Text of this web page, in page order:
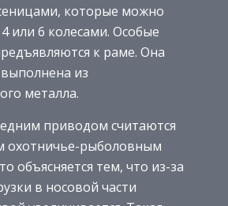
которые можно
или 6 колесами. Особые
к раме. Она
из
металла.
приводом считаются
охотничье-рыболовным
объясняется тем, что из-за
в носовой части